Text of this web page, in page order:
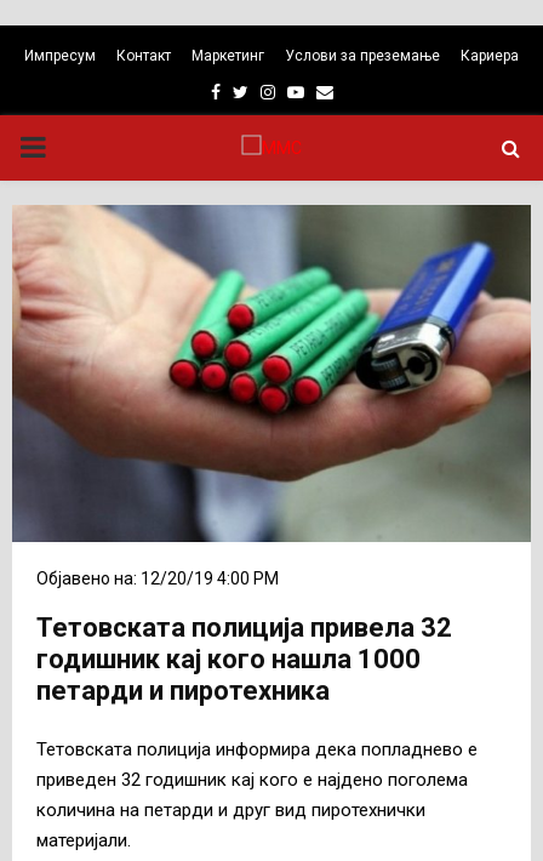
Импресум Контакт Маркетинг Услови за преземање Кариера
Facebook
TwitterInstagram
Youtube
Email
PRIMARY
MENU
Објавено на: 12/20/19 4:00 PM
Тетовската полиција привела 32
годишник кај кого нашла 1000
петарди и пиротехника
Тетовската полиција информира дека попладнево е
приведен 32 годишник кај кого е најдено поголема
количина на петарди и друг вид пиротехнички
материјали.